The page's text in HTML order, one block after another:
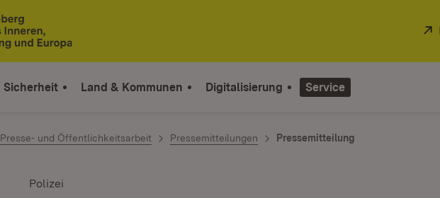
Sicherheit Land & Kommunen Digitalisierung Service
Presse- und Öffentlichkeitsarbeit Pressemitteilungen Pressemitteilung
Polizei